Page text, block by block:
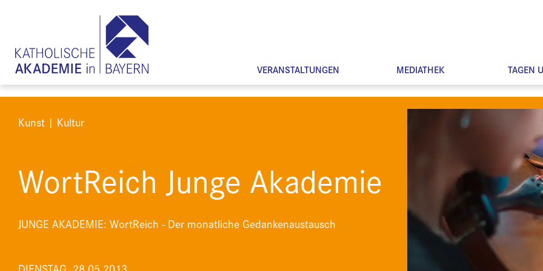
VERANSTALTUNGEN MEDIATHEK TAGEN
Kunst | Kultur
WortReich Junge Akademie
JUNGE AKADEMIE: WortReich - Der monatliche Gedankenaustausch